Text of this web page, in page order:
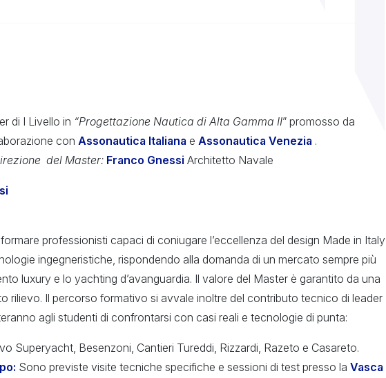
di I Livello in “Progettazione Nautica di Alta Gamma II” promosso da
con Assonautica Italiana e Assonautica Venezia .
del Master: Franco Gnessi Architetto Navale
professionisti capaci di coniugare l’eccellenza del design Made in Italy
ingegneristiche, rispondendo alla domanda di un mercato sempre più
luxury e lo yachting d’avanguardia. Il valore del Master è garantito da una
rilievo. Il percorso formativo si avvale inoltre del contributo tecnico di leader
agli studenti di confrontarsi con casi reali e tecnologie di punta:
Superyacht, Besenzoni, Cantieri Tureddi, Rizzardi, Razeto e Casareto.
Sono previste visite tecniche specifiche e sessioni di test presso la Vasca